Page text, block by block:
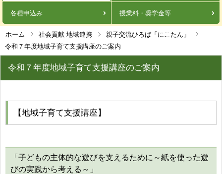
各種申込み 授業料・奨学金等
ホーム 社会貢献 地域連携
親子交流ひろば「にこたん」
令和７年度地域子育て支援講座のご案内
令和７年度地域子育て支援講座のご案内
【地域子育て支援講座】
「子どもの主体的な遊びを支えるために～紙を使った遊
びの実践から考える～」